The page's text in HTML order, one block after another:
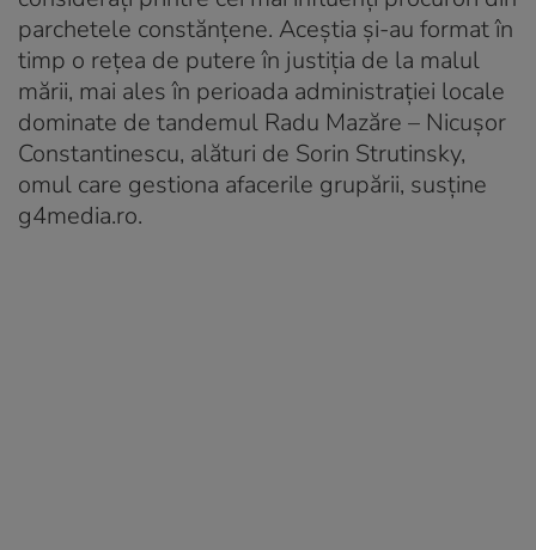
parchetele constănțene. Aceștia și-au format în
timp o rețea de putere în justiția de la malul
mării, mai ales în perioada administrației locale
dominate de tandemul Radu Mazăre – Nicușor
Constantinescu, alături de Sorin Strutinsky,
omul care gestiona afacerile grupării, susține
g4media.ro.